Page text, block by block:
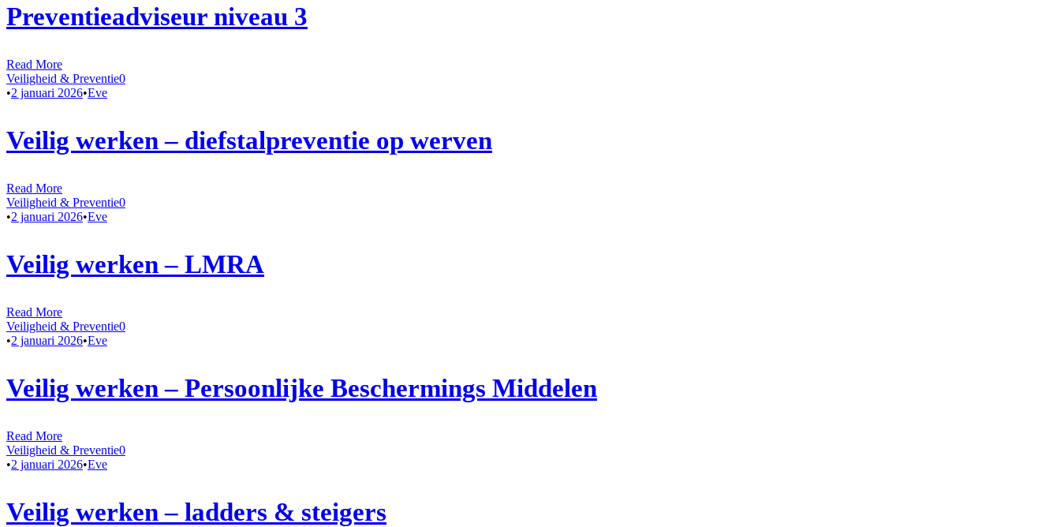
Preventieadviseur niveau 3
Read More
Veiligheid & Preventie0
•2 januari 2026•Eve
Veilig werken – diefstalpreventie op werven
Read More
Veiligheid & Preventie0
•2 januari 2026•Eve
Veilig werken – LMRA
Read More
Veiligheid & Preventie0
•2 januari 2026•Eve
Veilig werken – Persoonlijke Beschermings Middelen
Read More
Veiligheid & Preventie0
•2 januari 2026•Eve
Veilig werken – ladders & steigers